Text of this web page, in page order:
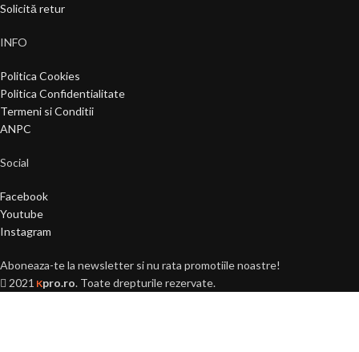
Solicită retur
INFO
Politica Cookies
Politica Confidentialitate
Termeni si Conditii
ANPC
Social
Facebook
Youtube
Instagram
Aboneaza-te la newsletter si nu rata promotiile noastre!
2021 Kpro.ro. Toate drepturile rezervate.